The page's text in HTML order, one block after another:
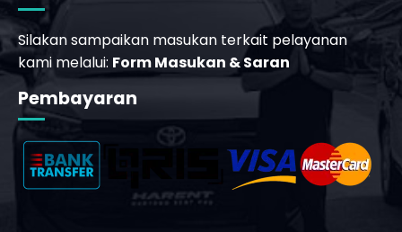
Silakan sampaikan masukan terkait pelayanan
kami melalui: Form Masukan & Saran
Pembayaran